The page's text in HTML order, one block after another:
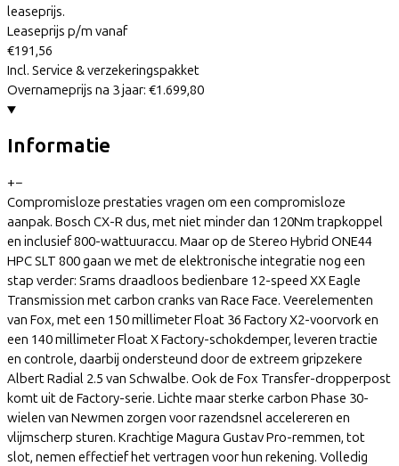
leaseprijs.
Leaseprijs p/m vanaf
€191,56
Incl. Service & verzekeringspakket
Overnameprijs na 3 jaar: €1.699,80
Informatie
+−
Compromisloze prestaties vragen om een compromisloze
aanpak. Bosch CX-R dus, met niet minder dan 120Nm trapkoppel
en inclusief 800-wattuuraccu. Maar op de Stereo Hybrid ONE44
HPC SLT 800 gaan we met de elektronische integratie nog een
stap verder: Srams draadloos bedienbare 12-speed XX Eagle
Transmission met carbon cranks van Race Face. Veerelementen
van Fox, met een 150 millimeter Float 36 Factory X2-voorvork en
een 140 millimeter Float X Factory-schokdemper, leveren tractie
en controle, daarbij ondersteund door de extreem gripzekere
Albert Radial 2.5 van Schwalbe. Ook de Fox Transfer-dropperpost
komt uit de Factory-serie. Lichte maar sterke carbon Phase 30-
wielen van Newmen zorgen voor razendsnel accelereren en
vlijmscherp sturen. Krachtige Magura Gustav Pro-remmen, tot
slot, nemen effectief het vertragen voor hun rekening. Volledig